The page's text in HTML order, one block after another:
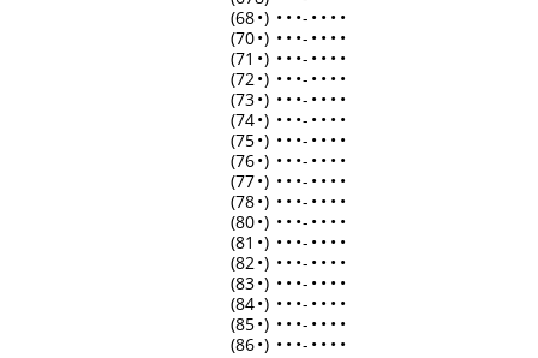
(68•) • • •- • • • •
(70•) • • •- • • • •
(71 •) • • •- • • • •
(72•) • • •- • • • •
(73•) • • •- • • • •
(74•) • • •- • • • •
(75•) • • •- • • • •
(76•) • • •- • • • •
(77•) • • •- • • • •
(78•) • • •- • • • •
(80•) • • •- • • • •
(81 •) • • •- • • • •
(82•) • • •- • • • •
(83•) • • •- • • • •
(84•) • • •- • • • •
(85•) • • •- • • • •
(86•) • • •- • • • •